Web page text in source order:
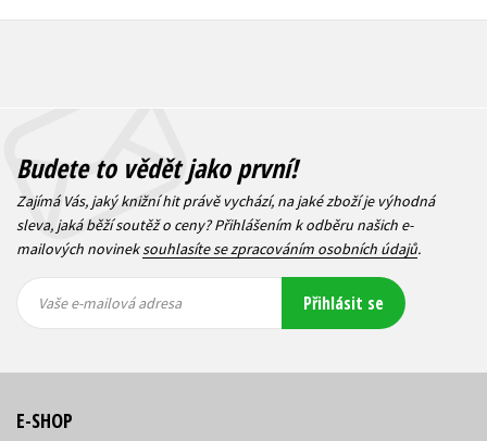
Budete to vědět jako první!
Zajímá Vás, jaký knižní hit právě vychází, na jaké zboží je výhodná
sleva, jaká běží soutěž o ceny? Přihlášením k odběru našich e-
mailových novineksouhlasíte se zpracováním osobních údajů.
mailová
mailová
Vaše e-mailová adresa Přihlásit se
E-SHOP